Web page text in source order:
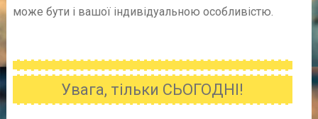
може бути і вашої індивідуальною особливістю.
Увага, тільки СЬОГОДНІ!